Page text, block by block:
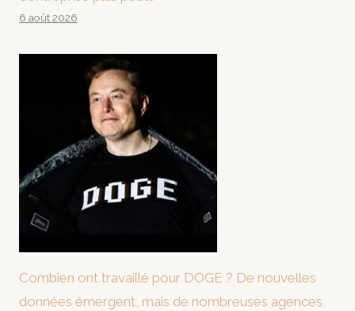
6 août 2026
Combien ont travaillé pour DOGE ? De nouvelles
données émergent, mais de nombreuses agences